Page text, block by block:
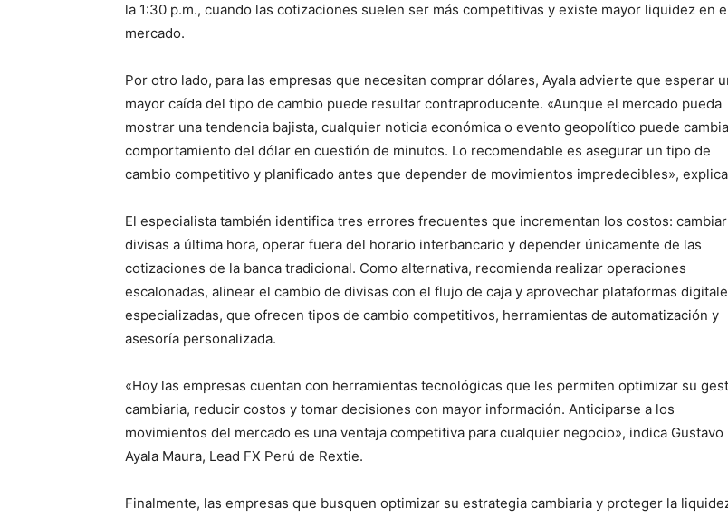
la 1:30 p.m., cuando las cotizaciones suelen ser más competitivas y existe mayor liquidez en
mercado.
Por otro lado, para las empresas que necesitan comprar dólares, Ayala advierte que esperar
mayor caída del tipo de cambio puede resultar contraproducente. «Aunque el mercado pueda
mostrar una tendencia bajista, cualquier noticia económica o evento geopolítico puede
comportamiento del dólar en cuestión de minutos. Lo recomendable es asegurar un tipo de
cambio competitivo y planificado antes que depender de movimientos impredecibles»,
El especialista también identifica tres errores frecuentes que incrementan los costos: cambiar
divisas a última hora, operar fuera del horario interbancario y depender únicamente de las
cotizaciones de la banca tradicional. Como alternativa, recomienda realizar operaciones
escalonadas, alinear el cambio de divisas con el flujo de caja y aprovechar plataformas
especializadas, que ofrecen tipos de cambio competitivos, herramientas de automatización y
asesoría personalizada.
«Hoy las empresas cuentan con herramientas tecnológicas que les permiten optimizar su
cambiaria, reducir costos y tomar decisiones con mayor información. Anticiparse a los
movimientos del mercado es una ventaja competitiva para cualquier negocio», indica Gustavo
Ayala Maura, Lead FX Perú de Rextie.
Finalmente, las empresas que busquen optimizar su estrategia cambiaria y proteger la